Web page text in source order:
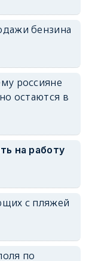
бензина
россияне
остаются в
на работу
с пляжей
по